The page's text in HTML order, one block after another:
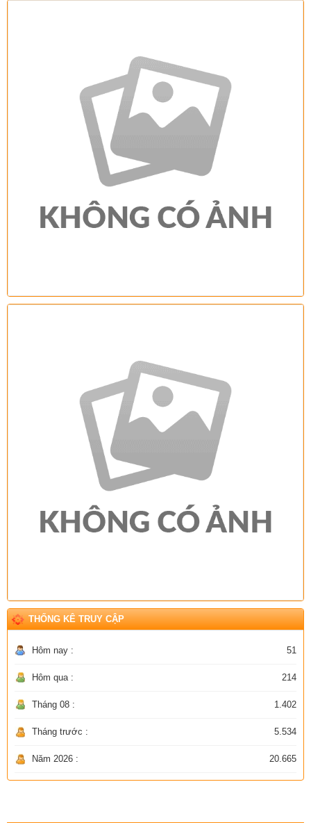
THỐNG KÊ TRUY CẬP
Hôm nay : 51
Hôm qua : 214
Tháng 08 : 1.402
Tháng trước : 5.534
Năm 2026 : 20.665